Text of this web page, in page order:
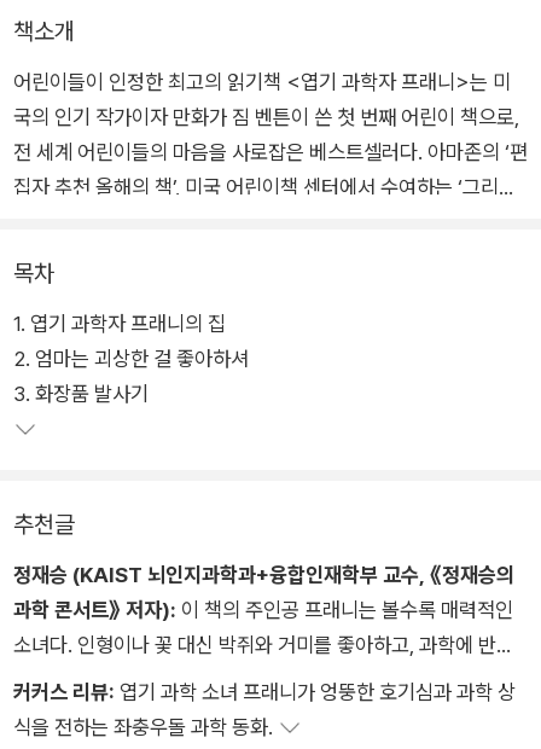
책소개
어린이들이 인정한 최고의 읽기책 <엽기 과학자 프래니>는 미
국의 인기 작가이자 만화가 짐 벤튼이 쓴 첫 번째 어린이 책으로,
전 세계 어린이들의 마음을 사로잡은 베스트셀러다. 아마존의 ‘편
집자 추천 올해의 책’, 미국 어린이책 센터에서 수여하는 ‘그리폰
서 추천하는 미국 아동 권장 도서로도 선정된 바 있다.
몰입도를 높여 주는 심플한 그림과 채색, 프래니가 만든 엽기적이
지만 이유 있는 발명품들, 흥미로운 과학 실험들은 어린이 독자들
의 눈길을 사로잡기에 충분하다. 또한 속도감 있는 흥미진진한 내
용 전개로 ‘보는’ 그림책에서 ‘읽는’ 동화책으로 넘어가는 시기의
목차
1. 엽기 과학자 프래니의 집
2. 엄마는 괴상한 걸 좋아하셔
3. 화장품 발사기
추천글
정재승 (KAIST 뇌인지과학과+융합인재학부 교수, 《정재승의
과학 콘서트》 저자): 이 책의 주인공 프래니는 볼수록 매력적인
소녀다. 인형이나 꽃 대신 박쥐와 거미를 좋아하고, 과학에 반쯤
미쳐 있으며, 머리가 둘 달린 로봇과도 용감하게 싸우는 프래니를
보고 있으면, 입가에 미소가 절로 밴다. 악동 같은 눈망울과 장난
커커스 리뷰: 엽기 과학 소녀 프래니가 엉뚱한 호기심과 과학 상
식을 전하는 좌충우돌 과학 동화.